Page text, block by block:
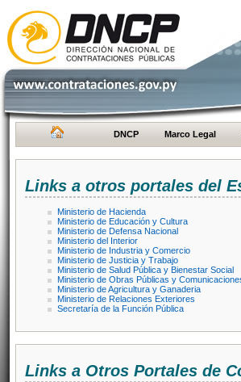
DNCP Marco Legal
Links a otros portales del
Ministerio de Hacienda
Ministerio de Educación y Cultura
Ministerio de Defensa Nacional
Ministerio del Interior
Ministerio de Industria y Comercio
Ministerio de Justicia y Trabajo
Ministerio de Salud Pública y Bienestar Social
Ministerio de Obras Públicas y
Ministerio de Agricultura y Ganaderia
Ministerio de Relaciones Exteriores
Secretaría de la Función Pública
Links a Otros Portales de